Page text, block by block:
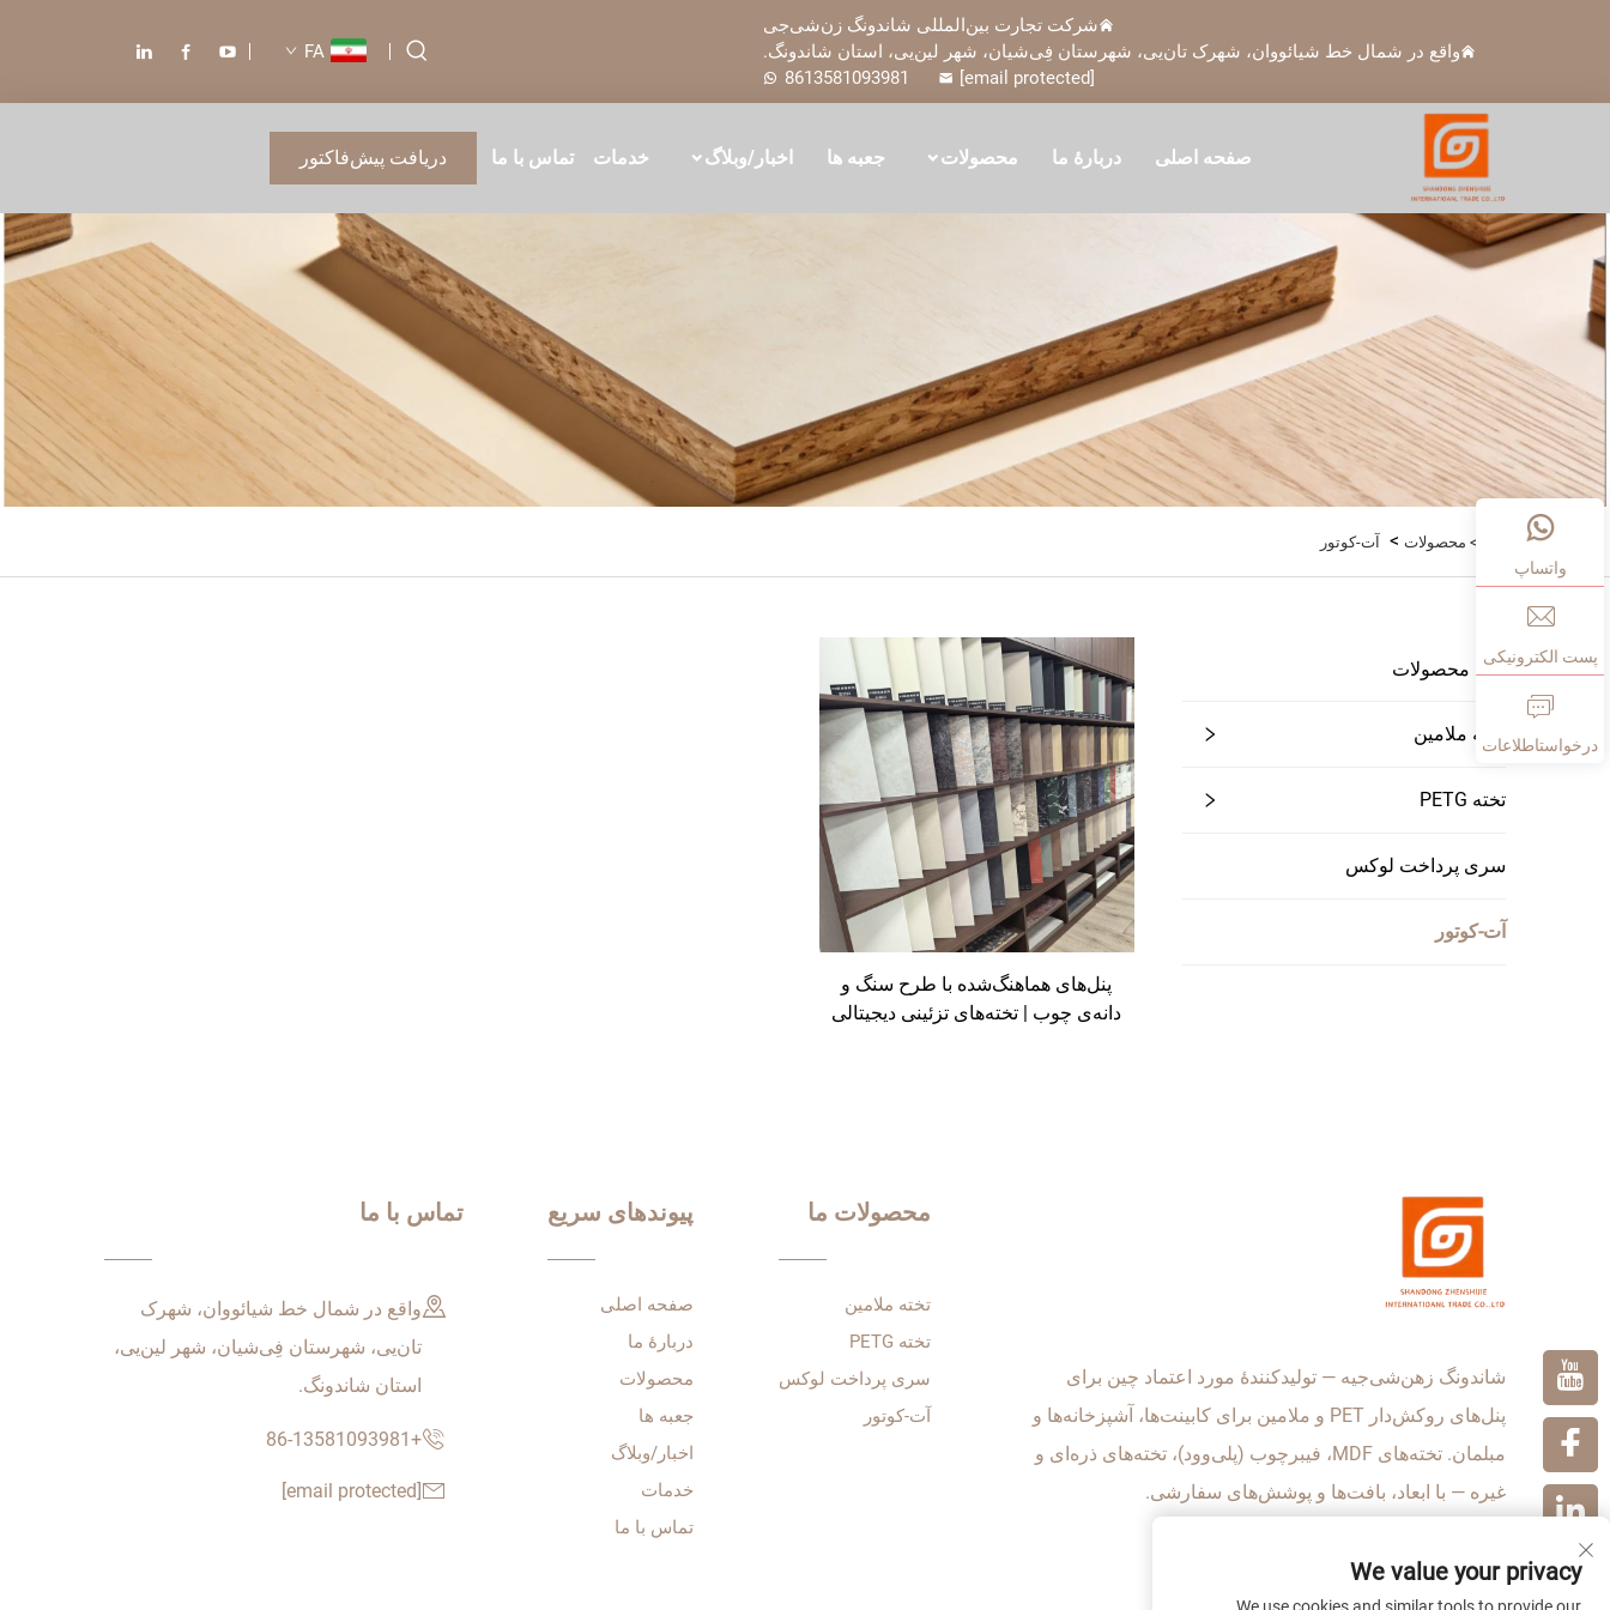
شرکت تجارت بین‌المللی شاندونگ زن‌شی‌جی
واقع در شمال خط شیائووان، شهرک تان‌یی، شهرستان فِی‌شیان، شهر لین‌یی، استان شاندونگ.
[email protected]
8613581093981
FA
صفحه اصلی دربارهٔ ما محصولات جعبه ها اخبار/وبلاگ خدمات تماس با ما دریافت پیش‌فاکتور
خانه> محصولات > آت-کوتور
همهٔ محصولات
تخته ملامین
تخته PETG
سری پرداخت لوکس
آت-کوتور
پنل‌های هماهنگ‌شده با طرح سنگ و
دانه‌ی چوب | تخته‌های تزئینی دیجیتالی
واتساپ
پست الکترونیکی
درخواستاطلاعات
شاندونگ زهن‌شی‌جیه — تولیدکنندهٔ مورد اعتماد چین برای
پنل‌های روکش‌دار PET و ملامین برای کابینت‌ها، آشپزخانه‌ها و
مبلمان. تخته‌های MDF، فیبرچوب (پلی‌وود)، تخته‌های ذره‌ای و
غیره — با ابعاد، بافت‌ها و پوشش‌های سفارشی.
محصولات ما
تخته ملامین
تخته PETG
سری پرداخت لوکس
آت-کوتور
پیوندهای سریع
صفحه اصلی
دربارهٔ ما
محصولات
جعبه ها
اخبار/وبلاگ
خدمات
تماس با ما
تماس با ما
واقع در شمال خط شیائووان، شهرک
تان‌یی، شهرستان فِی‌شیان، شهر لین‌یی،
استان شاندونگ.
+86-13581093981
We value your privacy